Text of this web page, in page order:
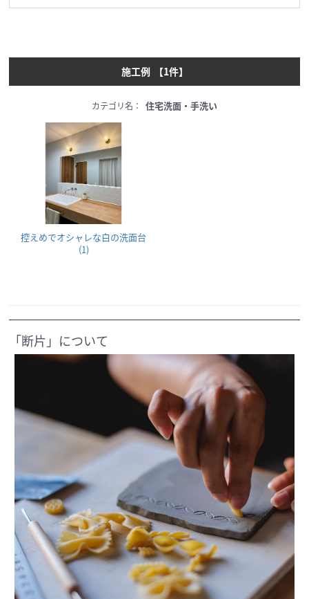
施工例 【1件】
カテゴリ名： 住宅洗面・手洗い
控えめでオシャレな白の洗面台
(1)
「断片」について